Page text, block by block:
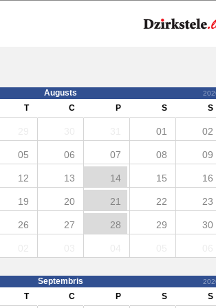
Augusts
T C P S S
01 02
05 06 07 08 09
12 13 14 15 16
19 20 21 22 23
26 27 28 29 30
Septembris
T C P S S